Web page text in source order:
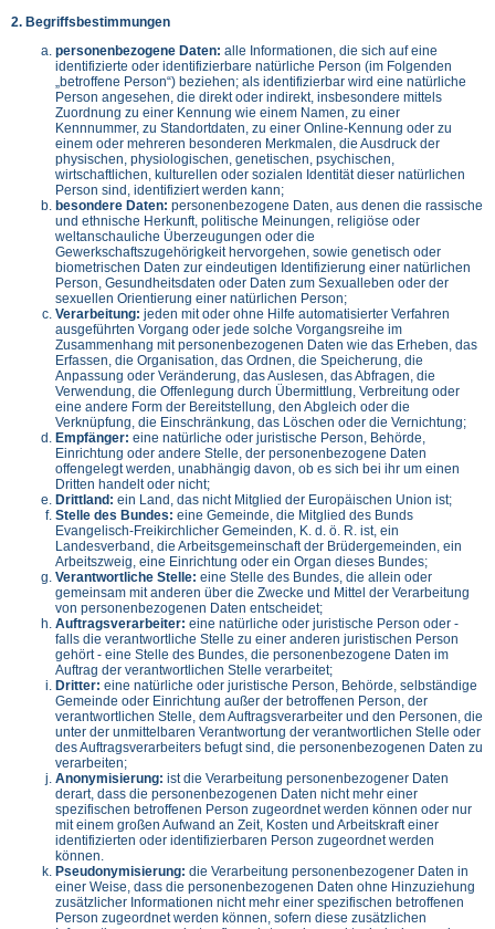
2. Begriffsbestimmungen
personenbezogene Daten: alle Informationen, die sich auf eine
identifizierte oder identifizierbare natürliche Person (im Folgenden
„betroffene Person“) beziehen; als identifizierbar wird eine natürliche
Person angesehen, die direkt oder indirekt, insbesondere mittels
Zuordnung zu einer Kennung wie einem Namen, zu einer
Kennnummer, zu Standortdaten, zu einer Online-Kennung oder zu
einem oder mehreren besonderen Merkmalen, die Ausdruck der
physischen, physiologischen, genetischen, psychischen,
wirtschaftlichen, kulturellen oder sozialen Identität dieser natürlichen
Person sind, identifiziert werden kann;
besondere Daten: personenbezogene Daten, aus denen die rassische
und ethnische Herkunft, politische Meinungen, religiöse oder
weltanschauliche Überzeugungen oder die
Gewerkschaftszugehörigkeit hervorgehen, sowie genetisch oder
biometrischen Daten zur eindeutigen Identifizierung einer natürlichen
Person, Gesundheitsdaten oder Daten zum Sexualleben oder der
sexuellen Orientierung einer natürlichen Person;
Verarbeitung: jeden mit oder ohne Hilfe automatisierter Verfahren
ausgeführten Vorgang oder jede solche Vorgangsreihe im
Zusammenhang mit personenbezogenen Daten wie das Erheben, das
Erfassen, die Organisation, das Ordnen, die Speicherung, die
Anpassung oder Veränderung, das Auslesen, das Abfragen, die
Verwendung, die Offenlegung durch Übermittlung, Verbreitung oder
eine andere Form der Bereitstellung, den Abgleich oder die
Verknüpfung, die Einschränkung, das Löschen oder die Vernichtung;
Empfänger: eine natürliche oder juristische Person, Behörde,
Einrichtung oder andere Stelle, der personenbezogene Daten
offengelegt werden, unabhängig davon, ob es sich bei ihr um einen
Dritten handelt oder nicht;
Drittland: ein Land, das nicht Mitglied der Europäischen Union ist;
Stelle des Bundes: eine Gemeinde, die Mitglied des Bunds
Evangelisch-Freikirchlicher Gemeinden, K. d. ö. R. ist, ein
Landesverband, die Arbeitsgemeinschaft der Brüdergemeinden, ein
Arbeitszweig, eine Einrichtung oder ein Organ dieses Bundes;
Verantwortliche Stelle: eine Stelle des Bundes, die allein oder
gemeinsam mit anderen über die Zwecke und Mittel der Verarbeitung
von personenbezogenen Daten entscheidet;
Auftragsverarbeiter: eine natürliche oder juristische Person oder -
falls die verantwortliche Stelle zu einer anderen juristischen Person
gehört - eine Stelle des Bundes, die personenbezogene Daten im
Auftrag der verantwortlichen Stelle verarbeitet;
Dritter: eine natürliche oder juristische Person, Behörde, selbständige
Gemeinde oder Einrichtung außer der betroffenen Person, der
verantwortlichen Stelle, dem Auftragsverarbeiter und den Personen, die
unter der unmittelbaren Verantwortung der verantwortlichen Stelle oder
des Auftragsverarbeiters befugt sind, die personenbezogenen Daten zu
verarbeiten;
Anonymisierung: ist die Verarbeitung personenbezogener Daten
derart, dass die personenbezogenen Daten nicht mehr einer
spezifischen betroffenen Person zugeordnet werden können oder nur
mit einem großen Aufwand an Zeit, Kosten und Arbeitskraft einer
identifizierten oder identifizierbaren Person zugeordnet werden
können.
Pseudonymisierung: die Verarbeitung personenbezogener Daten in
einer Weise, dass die personenbezogenen Daten ohne Hinzuziehung
zusätzlicher Informationen nicht mehr einer spezifischen betroffenen
Person zugeordnet werden können, sofern diese zusätzlichen